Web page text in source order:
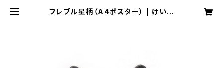
フレブル星柄（A4ポスター） | けいす